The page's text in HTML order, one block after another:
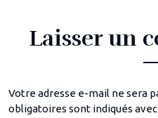
Laisser un
Votre adresse e-mail ne sera
obligatoires sont indiqués avec